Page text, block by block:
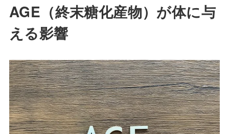
AGE（終末糖化産物）が体に与
える影響